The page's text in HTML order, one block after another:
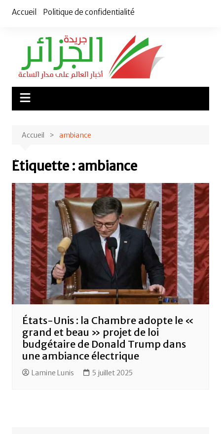
Accueil Politique de confidentialité
Accueil ambiance
Étiquette : ambiance
États-Unis : la Chambre adopte le «
grand et beau » projet de loi
budgétaire de Donald Trump dans
une ambiance électrique
Lamine Lunis 5 juillet 2025